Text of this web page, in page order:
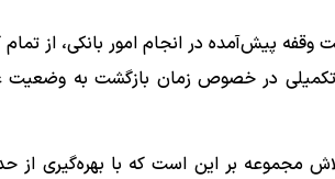
پیش‌آمده در انجام امور بانکی، از تمام
در خصوص زمان بازگشت به وضعیت
بر این است که با بهره‌گیری از